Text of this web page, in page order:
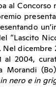
al Concorso
“Lascito
Nel dicembre
al 2004,
Morandi
nero e in